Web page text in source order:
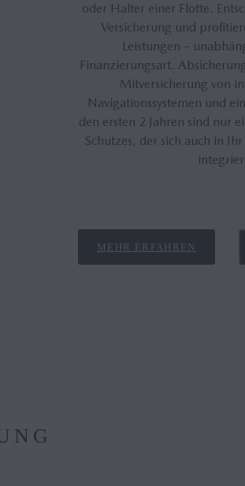
oder Halter einer Flotte.
Versicherung und
Leistungen –
Finanzierungsart.
Mitversicherung von
Navigationssystemen und
den ersten 2 Jahren sind nur
Schutzes, der sich auch in
MEHR ERFAHREN